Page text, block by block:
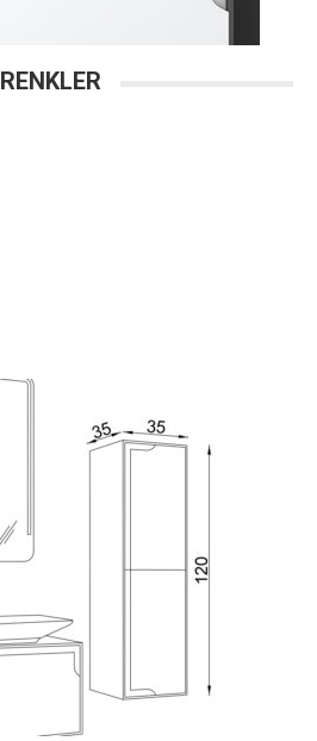
RENKLER